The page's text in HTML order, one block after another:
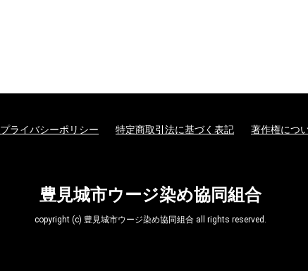
プライバシーポリシー 特定商取引法に基づく表記 著作権につ
豊見城市ウージ染め協同組合
copyright (c) 豊見城市ウージ染め協同組合 all rights reserved.